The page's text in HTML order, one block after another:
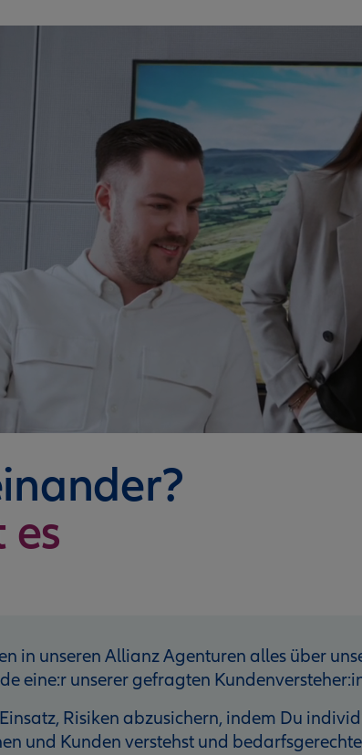
es
in unseren Allianz Agenturen alles über
eine:r unserer gefragten
Risiken abzusichern, indem Du
und Kunden verstehst und bedarfsgerechte